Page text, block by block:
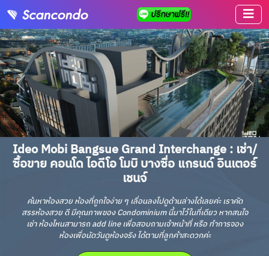
Ideo Mobi Bangsue Grand Interchange : เช่า/
ซื้อขาย คอนโด ไอดีโอ โมบิ บางซื่อ แกรนด์ อินเตอร์
เชนจ์
ค้นหาห้องสวย ห้องที่ถูกใจง่าย ๆ เลื่อนลงไปดูด้านล่างได้เลยค่ะ เราคัด
สรรห้องสวย ดี มีคุณภาพของ Condominium นี้มาไว้ในที่เดียว หากสนใจ
เช่า ห้องไหนสามารถ add line เพื่อสอบถามเจ้าหน้าที่ หรือ ทำการจอง
ห้องเพื่อนัดวันดูห้องจริง ได้ตามที่ลูกค้าสะดวกค่ะ